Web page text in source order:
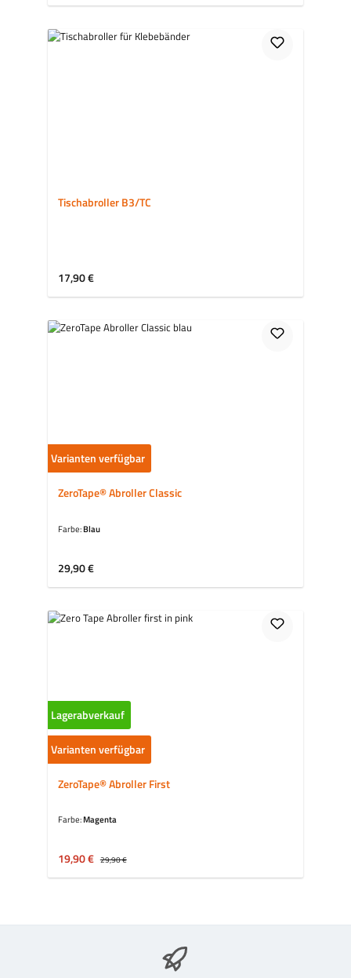
Tischabroller B3/TC
Regulärer Preis:
17,90 €
Varianten verfügbar
ZeroTape® Abroller Classic
Farbe:Blau
Regulärer Preis:
29,90 €
Lagerabverkauf
Varianten verfügbar
ZeroTape® Abroller First
Farbe:Magenta
Verkaufspreis:
19,90 € Regulärer Preis:
29,90 €